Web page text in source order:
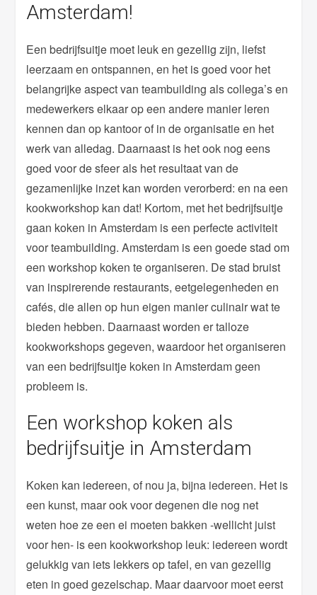
Amsterdam!
Een bedrijfsuitje moet leuk en gezellig zijn, liefst
leerzaam en ontspannen, en het is goed voor het
belangrijke aspect van teambuilding als collega’s en
medewerkers elkaar op een andere manier leren
kennen dan op kantoor of in de organisatie en het
werk van alledag. Daarnaast is het ook nog eens
goed voor de sfeer als het resultaat van de
gezamenlijke inzet kan worden verorberd: en na een
kookworkshop kan dat! Kortom, met het bedrijfsuitje
gaan koken in Amsterdam is een perfecte activiteit
voor teambuilding. Amsterdam is een goede stad om
een workshop koken te organiseren. De stad bruist
van inspirerende restaurants, eetgelegenheden en
cafés, die allen op hun eigen manier culinair wat te
bieden hebben. Daarnaast worden er talloze
kookworkshops gegeven, waardoor het organiseren
van een bedrijfsuitje koken in Amsterdam geen
probleem is.
Een workshop koken als
bedrijfsuitje in Amsterdam
Koken kan iedereen, of nou ja, bijna iedereen. Het is
een kunst, maar ook voor degenen die nog net
weten hoe ze een ei moeten bakken -wellicht juist
voor hen- is een kookworkshop leuk: iedereen wordt
gelukkig van iets lekkers op tafel, en van gezellig
eten in goed gezelschap. Maar daarvoor moet eerst